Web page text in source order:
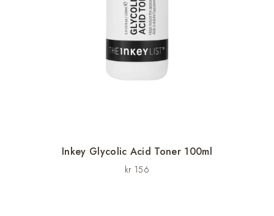
Inkey Glycolic Acid Toner 100ml
kr 156